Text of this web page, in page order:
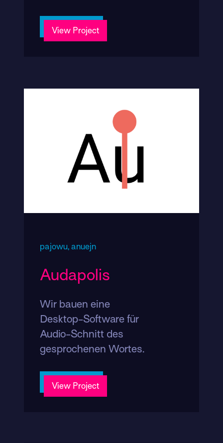
View Project
pajowu, anuejn
Audapolis
Wir bauen eine
Desktop-Software für
Audio-Schnitt des
gesprochenen Wortes.
View Project